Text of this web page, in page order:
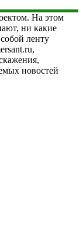
На этом
ни какие
ленту
новостей